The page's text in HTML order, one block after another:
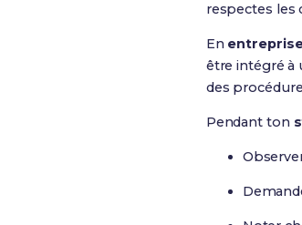
respectes les
En
être intégré à
des
Pendant ton